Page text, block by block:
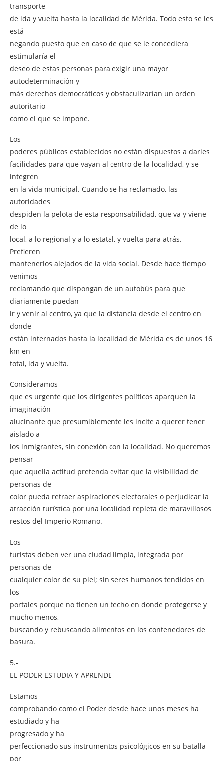
transporte
de ida y vuelta hasta la localidad de Mérida. Todo esto se les
está
negando puesto que en caso de que se le concediera
estimularía el
deseo de estas personas para exigir una mayor
autodeterminación y
más derechos democráticos y obstaculizarían un orden
autoritario
como el que se impone.
Los
poderes públicos establecidos no están dispuestos a darles
facilidades para que vayan al centro de la localidad, y se
integren
en la vida municipal. Cuando se ha reclamado, las
autoridades
despiden la pelota de esta responsabilidad, que va y viene
de lo
local, a lo regional y a lo estatal, y vuelta para atrás.
Prefieren
mantenerlos alejados de la vida social. Desde hace tiempo
venimos
reclamando que dispongan de un autobús para que
diariamente puedan
ir y venir al centro, ya que la distancia desde el centro en
donde
están internados hasta la localidad de Mérida es de unos 16
km en
total, ida y vuelta.
Consideramos
que es urgente que los dirigentes políticos aparquen la
imaginación
alucinante que presumiblemente les incite a querer tener
aislado a
los inmigrantes, sin conexión con la localidad. No queremos
pensar
que aquella actitud pretenda evitar que la visibilidad de
personas de
color pueda retraer aspiraciones electorales o perjudicar la
atracción turística por una localidad repleta de maravillosos
restos del Imperio Romano.
Los
turistas deben ver una ciudad limpia, integrada por
personas de
cualquier color de su piel; sin seres humanos tendidos en
los
portales porque no tienen un techo en donde protegerse y
mucho menos,
buscando y rebuscando alimentos en los contenedores de
basura.
5.-
EL PODER ESTUDIA Y APRENDE
Estamos
comprobando como el Poder desde hace unos meses ha
estudiado y ha
progresado y ha
perfeccionado sus instrumentos psicológicos en su batalla
por